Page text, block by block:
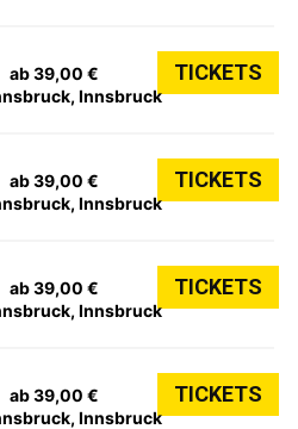
Innsbruck
ab 39,00 € TICKETS
Innsbruck
ab 39,00 € TICKETS
Innsbruck
ab 39,00 € TICKETS
Innsbruck
ab 39,00 € TICKETS